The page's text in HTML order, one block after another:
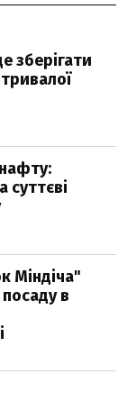
зберігати
суттєві
Міндіча"
в